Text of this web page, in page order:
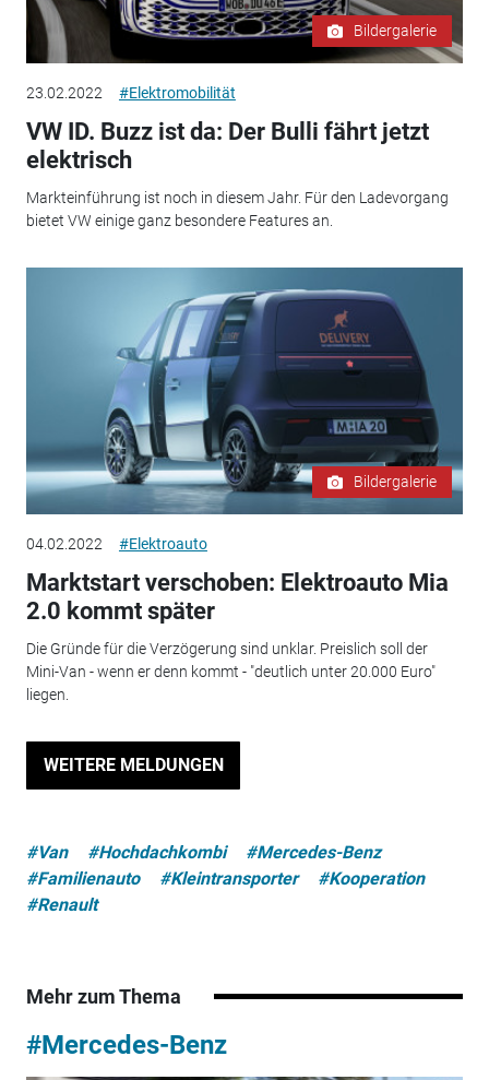
Bildergalerie
23.02.2022 #Elektromobilität
VW ID. Buzz ist da: Der Bulli fährt jetzt
elektrisch
Markteinführung ist noch in diesem Jahr. Für den Ladevorgang
bietet VW einige ganz besondere Features an.
Bildergalerie
04.02.2022 #Elektroauto
Marktstart verschoben: Elektroauto Mia
2.0 kommt später
Die Gründe für die Verzögerung sind unklar. Preislich soll der
Mini-Van - wenn er denn kommt - "deutlich unter 20.000 Euro"
liegen.
WEITERE MELDUNGEN
#Van #Hochdachkombi
#Mercedes-Benz
#Familienauto
#Kleintransporter
#Kooperation
#Renault
Mehr zum Thema
#Mercedes-Benz